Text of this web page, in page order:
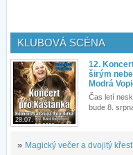
KLUBOVÁ SCÉNA
28.07.
12.
širým
Modrá
Čas letí
bude 8.
» Magický večer a dvojitý